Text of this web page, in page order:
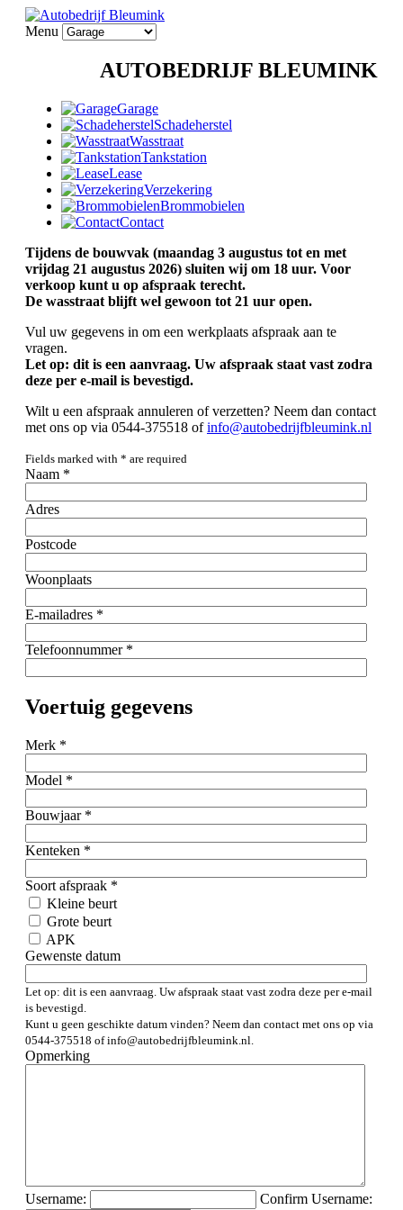
Menu
AUTOBEDRIJF BLEUMINK
Garage
Schadeherstel
Wasstraat
Tankstation
Lease
Verzekering
Brommobielen
Contact
Tijdens de bouwvak (maandag 3 augustus tot en met
vrijdag 21 augustus 2026) sluiten wij om 18 uur. Voor
verkoop kunt u op afspraak terecht.
De wasstraat blijft wel gewoon tot 21 uur open.
Vul uw gegevens in om een werkplaats afspraak aan te
vragen.
Let op: dit is een aanvraag. Uw afspraak staat vast zodra
deze per e-mail is bevestigd.
Wilt u een afspraak annuleren of verzetten? Neem dan contact
met ons op via 0544-375518 ofinfo@autobedrijfbleumink.nl
Fields marked with * are required
Naam *
Adres
Postcode
Woonplaats
E-mailadres *
Telefoonnummer *
Voertuig gegevens
Merk *
Model *
Bouwjaar *
Kenteken *
Soort afspraak *
Kleine beurt
Grote beurt
APK
Gewenste datum
Let op: dit is een aanvraag. Uw afspraak staat vast zodra deze per e-mail
is bevestigd.
Kunt u geen geschikte datum vinden? Neem dan contact met ons op via
0544-375518 of info@autobedrijfbleumink.nl.
Opmerking
Username: Confirm Username: